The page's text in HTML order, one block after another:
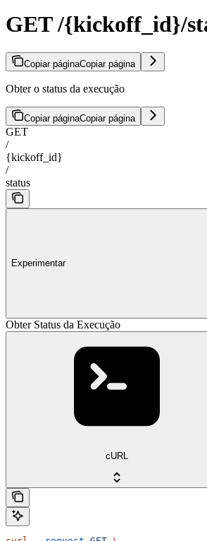
GET /{kickoff_id}/
Copiar páginaCopiar página
Obter o status da execução
Copiar páginaCopiar página
GET
/
{kickoff_id}
/
status
Experimentar
Obter Status da Execução
cURL